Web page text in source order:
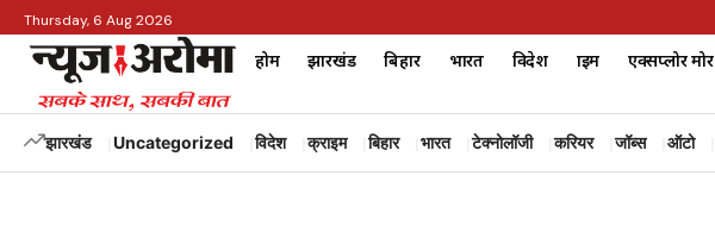
Thursday, 6 Aug 2026
होम झारखंड बिहार भारत विदेश क्राइम एक्सप्लोर मोर
झारखंड Uncategorized विदेश क्राइम बिहार भारत टेक्नोलॉजी करियर जॉब्स ऑटो